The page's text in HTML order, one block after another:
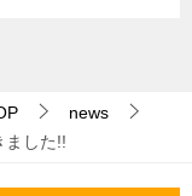
news
ました!!